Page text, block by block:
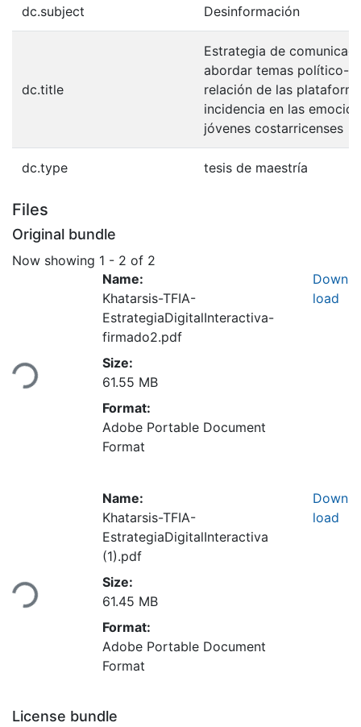
dc.subject Desinformación
dc.title
Estrategia de
abordar temas político-
relación de las
incidencia en las
jóvenes costarricenses
dc.type tesis de maestría
Files
Original bundle
Now showing 1 - 2 of 2
Loading...
Name:
Khatarsis-TFIA-
EstrategiaDigitalInteractiva-
firmado2.pdf
Size:
61.55 MB
Format:
Adobe Portable Document
Format
Down
load
Loading...
Name:
Khatarsis-TFIA-
EstrategiaDigitalInteractiva
(1).pdf
Size:
61.45 MB
Format:
Adobe Portable Document
Format
Down
load
License bundle